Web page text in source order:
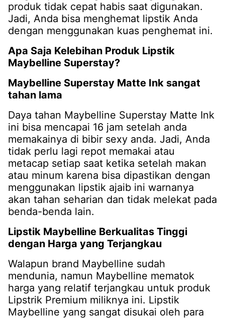
produk tidak cepat habis saat digunakan.
Jadi, Anda bisa menghemat lipstik Anda
dengan menggunakan kuas penghemat ini.
Apa Saja Kelebihan Produk Lipstik
Maybelline Superstay?
Maybelline Superstay Matte Ink sangat
tahan lama
Daya tahan Maybelline Superstay Matte Ink
ini bisa mencapai 16 jam setelah anda
memakainya di bibir sexy anda. Jadi, Anda
tidak perlu lagi repot memakai atau
metacap setiap saat ketika setelah makan
atau minum karena bisa dipastikan dengan
menggunakan lipstik ajaib ini warnanya
akan tahan seharian dan tidak melekat pada
benda-benda lain.
Lipstik Maybelline Berkualitas Tinggi
dengan Harga yang Terjangkau
Walapun brand Maybelline sudah
mendunia, namun Maybelline mematok
harga yang relatif terjangkau untuk produk
Lipstrik Premium miliknya ini. Lipstik
Maybelline yang sangat disukai oleh para